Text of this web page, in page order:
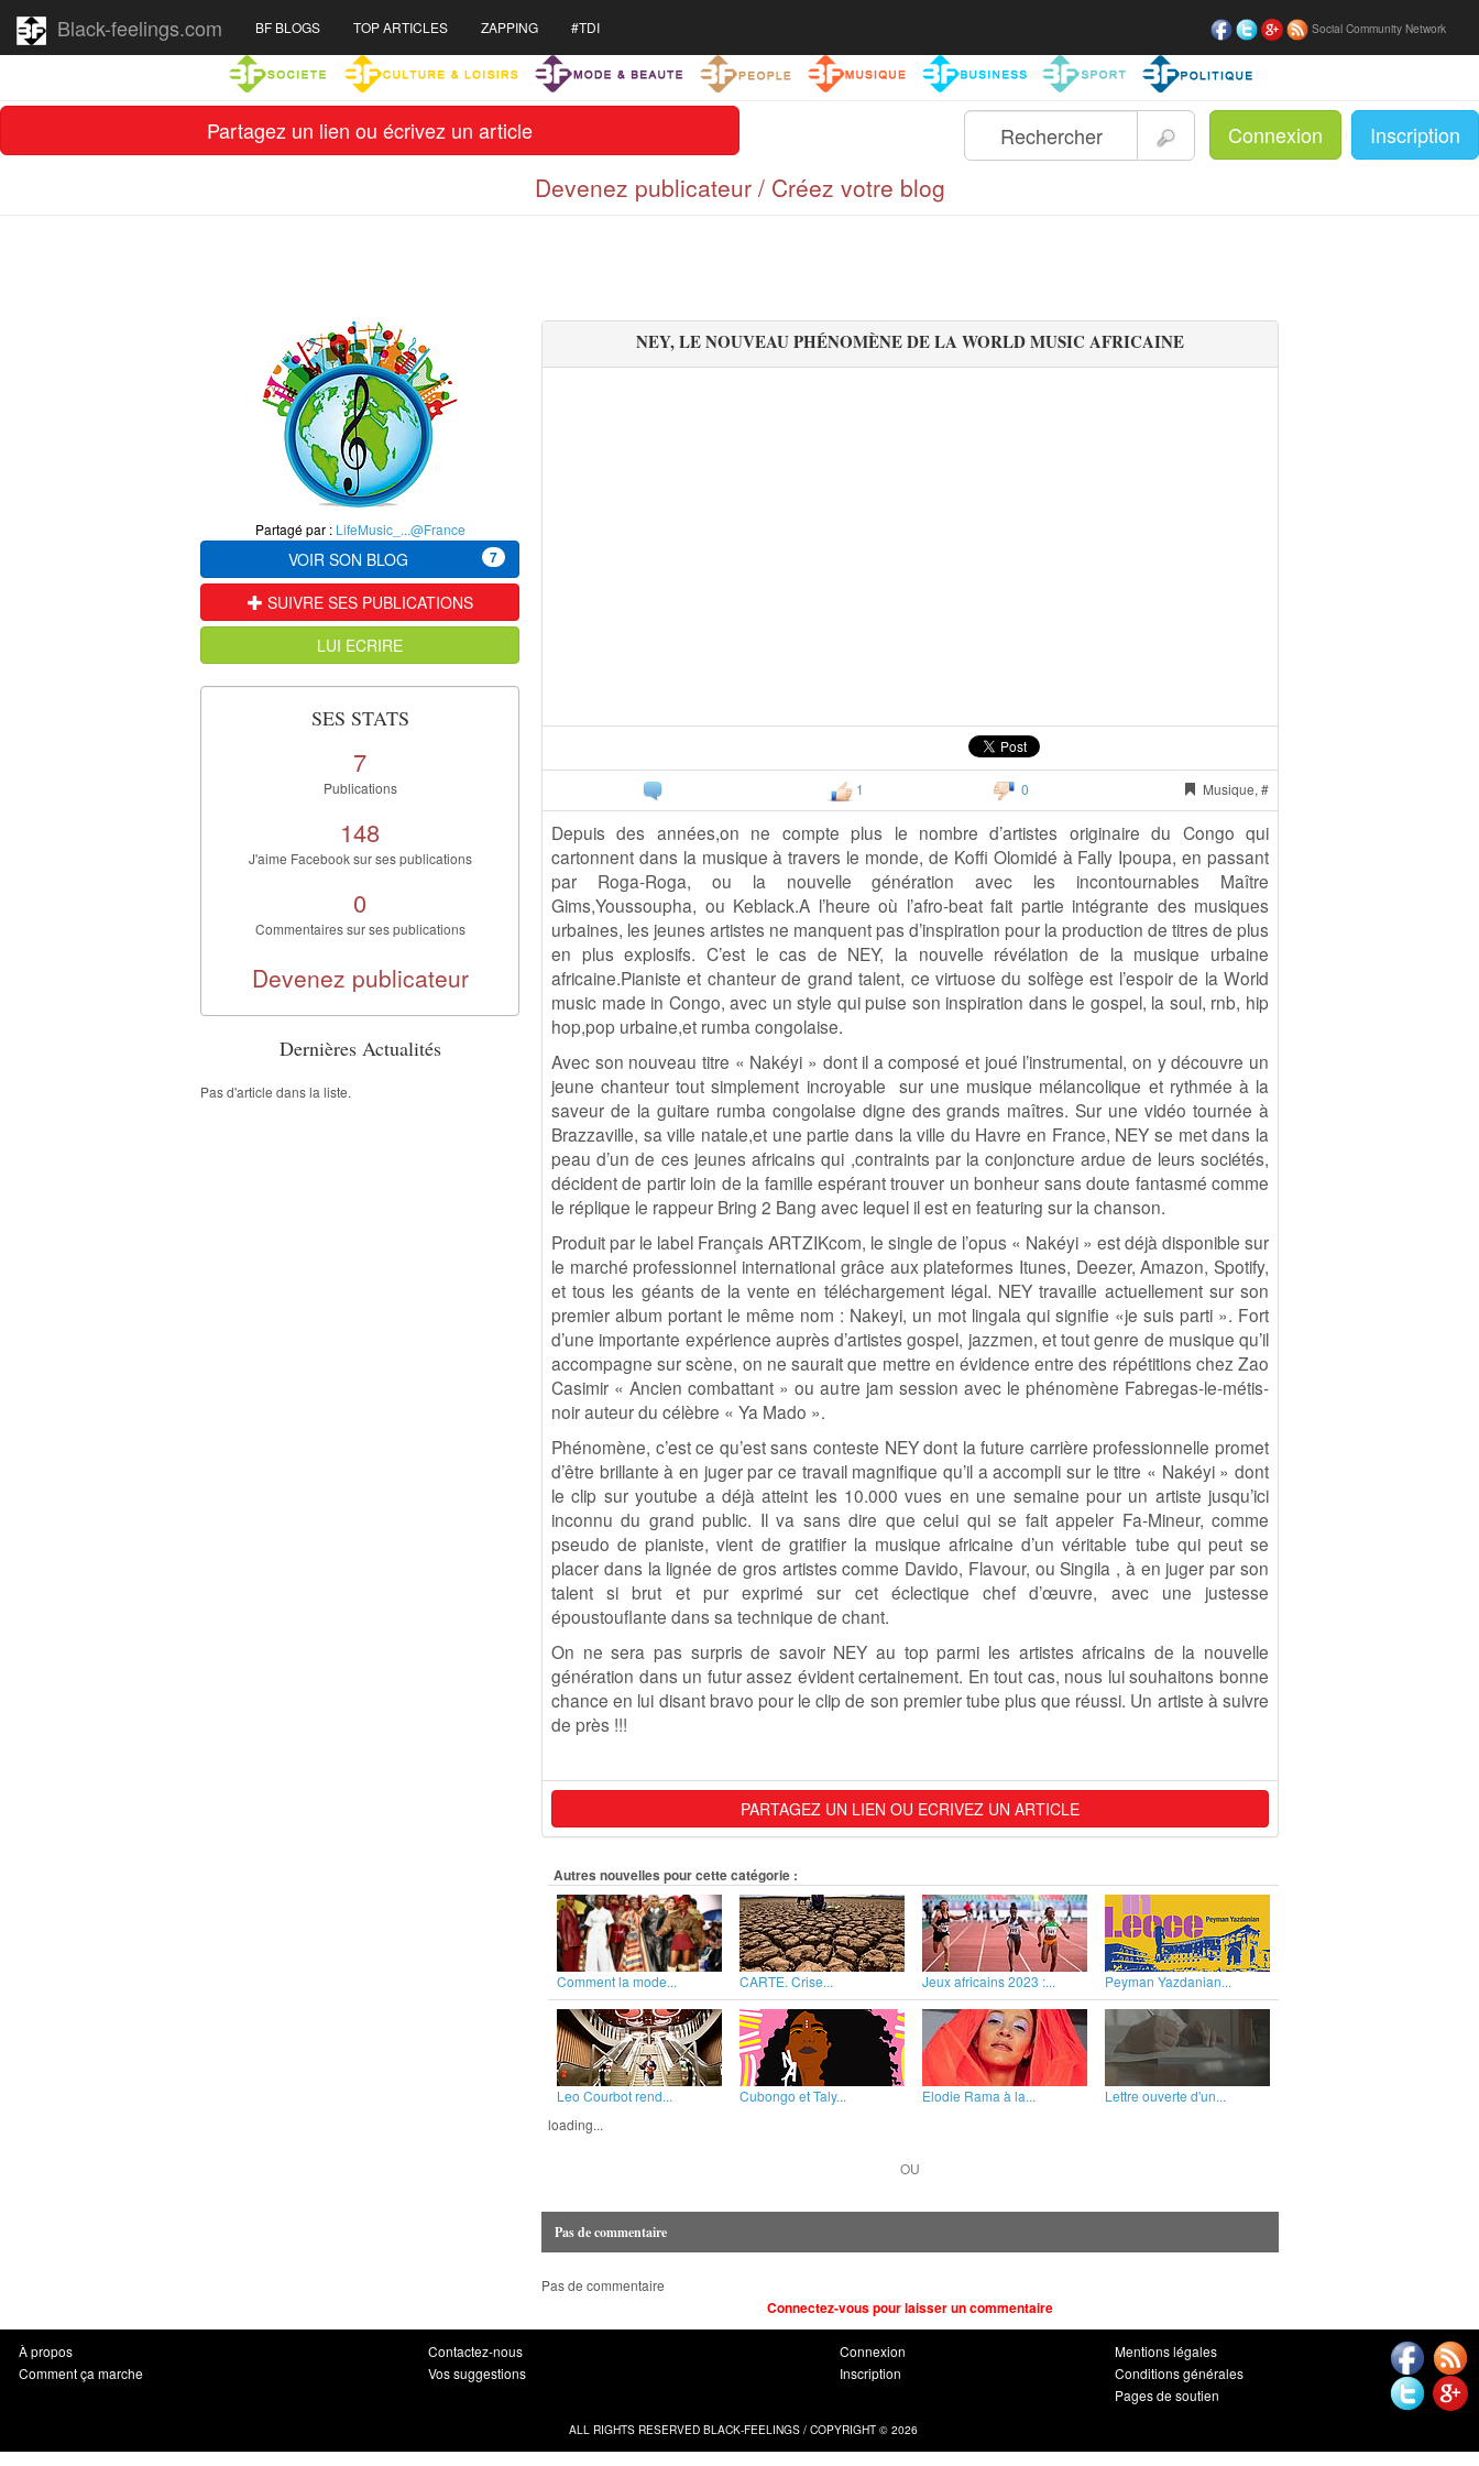
Partagez un lien ou écrivez un article Connexion Inscription
Black-feelings.com Social Community Network
BF BLOGS TOP ARTICLES ZAPPING #TDI
Devenez publicateur / Créez votre blog
NEY, LE NOUVEAU PHÉNOMÈNE DE LA WORLD MUSIC AFRICAINE
1 0 Musique, #
Depuis des années,on ne compte plus le nombre d’artistes originaire du Congo qui
cartonnent dans la musique à travers le monde, de Koffi Olomidé à Fally Ipoupa, en passant
par Roga-Roga, ou la nouvelle génération avec les incontournables Maître
Gims,Youssoupha, ou Keblack.A l’heure où l’afro-beat fait partie intégrante des musiques
urbaines, les jeunes artistes ne manquent pas d’inspiration pour la production de titres de plus
en plus explosifs. C’est le cas de NEY, la nouvelle révélation de la musique urbaine
africaine.Pianiste et chanteur de grand talent, ce virtuose du solfège est l’espoir de la World
music made in Congo, avec un style qui puise son inspiration dans le gospel, la soul, rnb, hip
hop,pop urbaine,et rumba congolaise.
Avec son nouveau titre « Nakéyi » dont il a composé et joué l’instrumental, on y découvre un
jeune chanteur tout simplement incroyable sur une musique mélancolique et rythmée à la
saveur de la guitare rumba congolaise digne des grands maîtres. Sur une vidéo tournée à
Brazzaville, sa ville natale,et une partie dans la ville du Havre en France, NEY se met dans la
peau d’un de ces jeunes africains qui ,contraints par la conjoncture ardue de leurs sociétés,
décident de partir loin de la famille espérant trouver un bonheur sans doute fantasmé comme
le réplique le rappeur Bring 2 Bang avec lequel il est en featuring sur la chanson.
Produit par le label Français ARTZIKcom, le single de l’opus « Nakéyi » est déjà disponible sur
le marché professionnel international grâce aux plateformes Itunes, Deezer, Amazon, Spotify,
et tous les géants de la vente en téléchargement légal. NEY travaille actuellement sur son
premier album portant le même nom : Nakeyi, un mot lingala qui signifie «je suis parti ». Fort
d’une importante expérience auprès d’artistes gospel, jazzmen, et tout genre de musique qu’il
accompagne sur scène, on ne saurait que mettre en évidence entre des répétitions chez Zao
Casimir « Ancien combattant » ou autre jam session avec le phénomène Fabregas-le-métis-
noir auteur du célèbre « Ya Mado ».
Phénomène, c’est ce qu’est sans conteste NEY dont la future carrière professionnelle promet
d’être brillante à en juger par ce travail magnifique qu’il a accompli sur le titre « Nakéyi » dont
le clip sur youtube a déjà atteint les 10.000 vues en une semaine pour un artiste jusqu’ici
inconnu du grand public. Il va sans dire que celui qui se fait appeler Fa-Mineur, comme
pseudo de pianiste, vient de gratifier la musique africaine d’un véritable tube qui peut se
placer dans la lignée de gros artistes comme Davido, Flavour, ou Singila , à en juger par son
talent si brut et pur exprimé sur cet éclectique chef d’œuvre, avec une justesse
époustouflante dans sa technique de chant.
On ne sera pas surpris de savoir NEY au top parmi les artistes africains de la nouvelle
génération dans un futur assez évident certainement. En tout cas, nous lui souhaitons bonne
chance en lui disant bravo pour le clip de son premier tube plus que réussi. Un artiste à suivre
de près !!!
PARTAGEZ UN LIEN OU ECRIVEZ UN ARTICLE
Autres nouvelles pour cette catégorie :
Comment la mode... CARTE. Crise... Jeux africains 2023 :... Peyman Yazdanian...
Leo Courbot rend... Cubongo et Taly... Elodie Rama à la...
Lettre ouverte d'un...
loading...
OU
Pas de commentaire
Pas de commentaire
Connectez-vous pour laisser un commentaire
Partagé par : LifeMusic_...@France
VOIR SON BLOG 7
SUIVRE SES PUBLICATIONS
LUI ECRIRE
SES STATS
7
Publications
148
J'aime Facebook sur ses publications
0
Commentaires sur ses publications
Devenez publicateur
Dernières Actualités
Pas d'article dans la liste.
À propos
Comment ça marche
Contactez-nous
Vos suggestions
Connexion
Inscription
Mentions légales
Conditions générales
Pages de soutien
ALL RIGHTS RESERVED BLACK-FEELINGS / COPYRIGHT © 2026